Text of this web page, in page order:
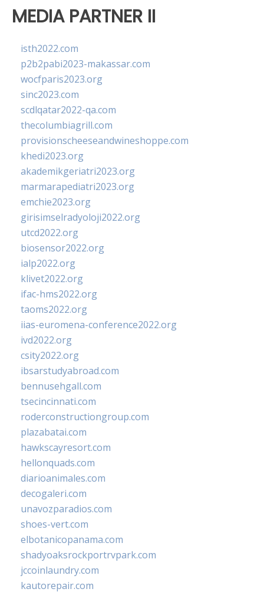
MEDIA PARTNER II
isth2022.com
p2b2pabi2023-makassar.com
wocfparis2023.org
sinc2023.com
scdlqatar2022-qa.com
thecolumbiagrill.com
provisionscheeseandwineshoppe.com
khedi2023.org
akademikgeriatri2023.org
marmarapediatri2023.org
emchie2023.org
girisimselradyoloji2022.org
utcd2022.org
biosensor2022.org
ialp2022.org
klivet2022.org
ifac-hms2022.org
taoms2022.org
iias-euromena-conference2022.org
ivd2022.org
csity2022.org
ibsarstudyabroad.com
bennusehgall.com
tsecincinnati.com
roderconstructiongroup.com
plazabatai.com
hawkscayresort.com
hellonquads.com
diarioanimales.com
decogaleri.com
unavozparadios.com
shoes-vert.com
elbotanicopanama.com
shadyoaksrockportrvpark.com
jccoinlaundry.com
kautorepair.com